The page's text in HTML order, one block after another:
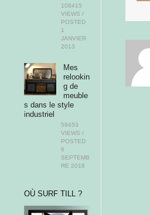
108415
VIEWS /
POSTED
1
JANVIER
2013
Mes
relookin
g de
meuble
s dans le style
industriel
59453
VIEWS /
POSTED
6
SEPTEMB
RE 2018
OÙ SURF TILL ?